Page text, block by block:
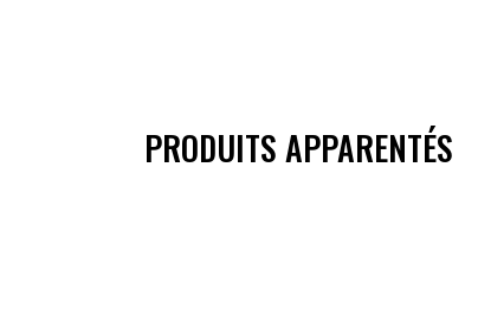
PRODUITS APPARENTÉS